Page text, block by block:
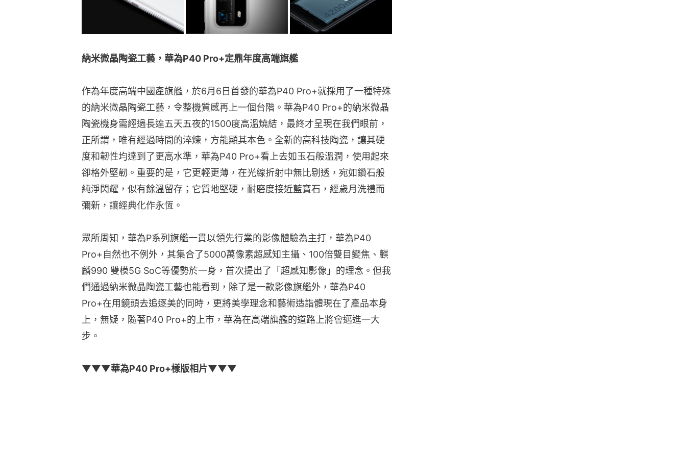
納米微晶陶瓷工藝，華為P40 Pro+定鼎年度高端旗艦
作為年度高端中國產旗艦，於6月6日首發的華為P40 Pro+就採用了一種特殊
的納米微晶陶瓷工藝，令整機質感再上一個台階。華為P40 Pro+的納米微晶
陶瓷機身需經過長達五天五夜的1500度高溫燒結，最終才呈現在我們眼前，
正所謂，唯有經過時間的淬煉，方能顯其本色。全新的高科技陶瓷，讓其硬
度和韌性均達到了更高水準，華為P40 Pro+看上去如玉石般溫潤，使用起來
卻格外堅韌。重要的是，它更輕更薄，在光線折射中無比剔透，宛如鑽石般
純淨閃耀，似有餘溫留存；它質地堅硬，耐磨度接近藍寶石，經歲月洗禮而
彌新，讓經典化作永恆。
眾所周知，華為P系列旗艦一貫以領先行業的影像體驗為主打，華為P40
Pro+自然也不例外，其集合了5000萬像素超感知主攝、100倍雙目變焦、麒
麟990 雙模5G SoC等優勢於一身，首次提出了「超感知影像」的理念。但我
們通過納米微晶陶瓷工藝也能看到，除了是一款影像旗艦外，華為P40
Pro+在用鏡頭去追逐美的同時，更將美學理念和藝術造詣體現在了產品本身
上，無疑，隨著P40 Pro+的上市，華為在高端旗艦的道路上將會邁進一大
步。
▼▼▼華為P40 Pro+樣版相片▼▼▼